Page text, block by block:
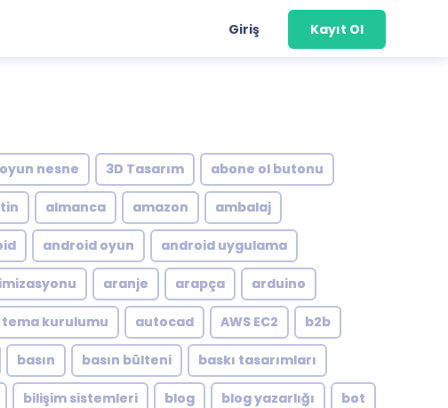
Giriş Kayıt Ol
nesne 3D Tasarım abone ol butonu
almanca amazon ambalaj
android oyun android uygulama
aranje arapça arduino
kurulumu autocad AWS EC2 b2b
basın basın bülteni baskı tasarımları
bilişim sistemleri blog blog yazarlığı bot